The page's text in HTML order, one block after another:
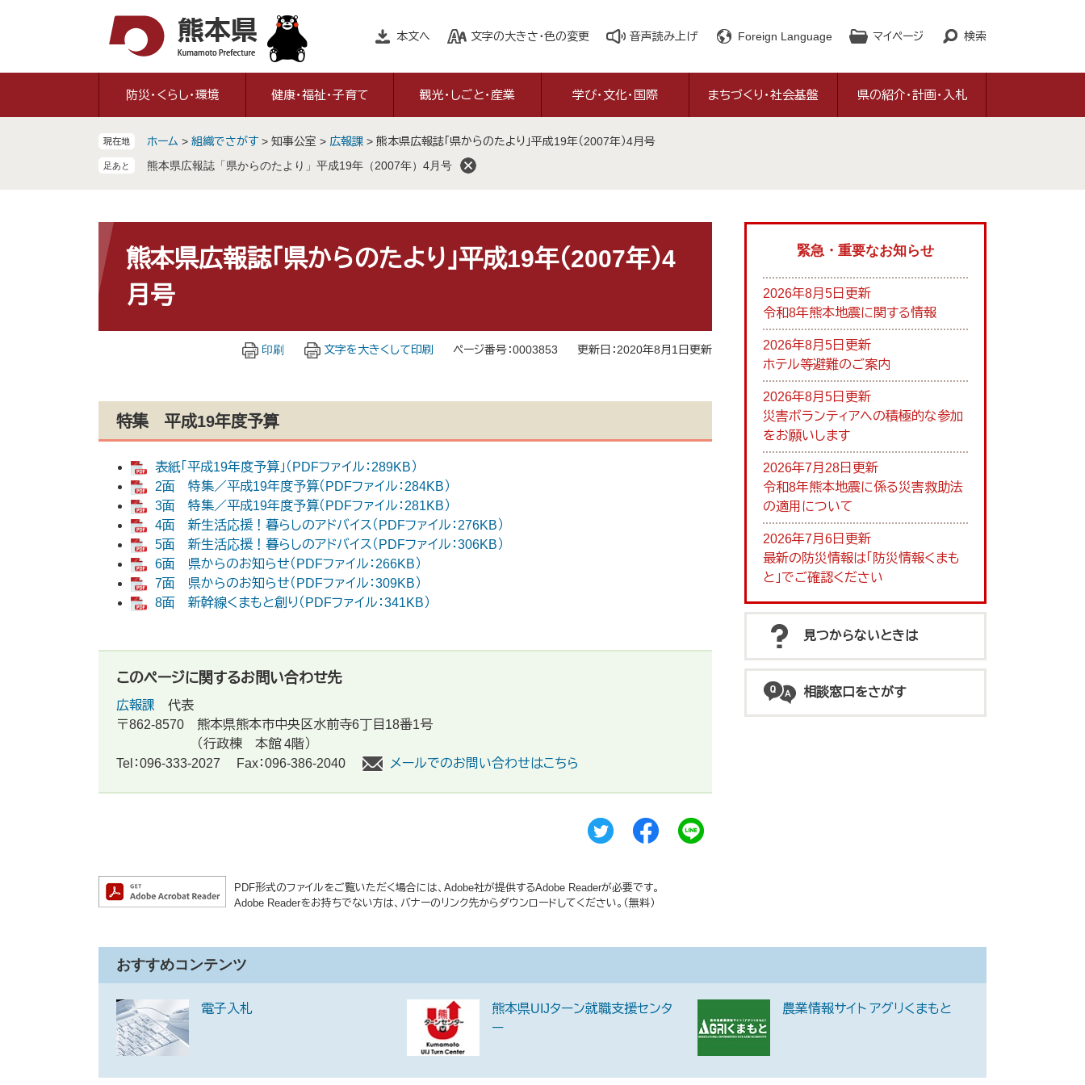
本文へ 文字の大きさ・色の変更 音声読み上げ Foreign Language マイページ 検索
防災・くらし・環境 健康・福祉・子育て 観光・しごと・産業 学び・文化・国際 まちづくり・社会基盤 県の紹介・計画・入札
現在地 ホーム > 組織でさがす > 知事公室 > 広報課 > 熊本県広報誌「県からのたより」平成19年（2007年）4月号
熊本県広報誌「県からのたより」平成19年（2007年）4月号
文
熊本県広報誌「県からのたより」平成19年（2007年）4
月号
印刷 文字を大きくして印刷 ページ番号：0003853 更新日：2020年8月1日更新
特集 平成19年度予算
表紙「平成19年度予算」（PDFファイル：289KB）
2面 特集／平成19年度予算（PDFファイル：284KB）
3面 特集／平成19年度予算（PDFファイル：281KB）
4面 新生活応援！暮らしのアドバイス（PDFファイル：276KB）
5面 新生活応援！暮らしのアドバイス（PDFファイル：306KB）
6面 県からのお知らせ（PDFファイル：266KB）
7面 県からのお知らせ（PDFファイル：309KB）
8面 新幹線くまもと創り（PDFファイル：341KB）
このページに関するお問い合わせ先
広報課
代表
〒862-8570
熊本県熊本市中央区水前寺6丁目18番1号
（行政棟 本館 4階）
Tel：096-333-2027
Fax：096-386-2040 メールでのお問い合わせはこちら
PDF形式のファイルをご覧いただく場合には、Adobe社が提供するAdobe Readerが必要です。
Adobe Readerをお持ちでない方は、バナーのリンク先からダウンロードしてください。（無料）
緊急・重要なお知らせ
2026年8月5日更新
令和8年熊本地震に関する情報
2026年8月5日更新
ホテル等避難のご案内
2026年8月5日更新
災害ボランティアへの積極的な参加
をお願いします
2026年7月28日更新
令和8年熊本地震に係る災害救助法
の適用について
2026年7月6日更新
最新の防災情報は「防災情報くまも
と」でご確認ください
見つからないときは
相談窓口をさがす
おすすめコンテンツ
電子入札
熊本県UIJターン就職支援センタ
ー
農業情報サイト アグリくまもと